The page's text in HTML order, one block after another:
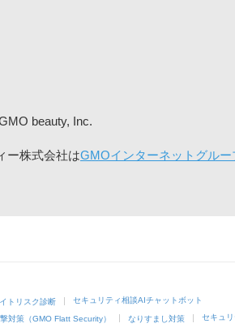
beauty, Inc.
ー株式会社はGMOインターネットグルー
トリスク診断 セキュリティ相談AIチャットボット
対策（GMO Flatt Security） なりすまし対策 セキュ